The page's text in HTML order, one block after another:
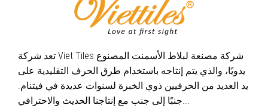
تعد شركة Viet Tiles شركة مصنعة لبلاط الأسمنت المصنوع
يدويًا، والذي يتم إنتاجه باستخدام طرق الحرف التقليدية على
يد العديد من الحرفيين ذوي الخبرة لسنوات عديدة في فيتنام.
جنبًا إلى جنب مع إنتاجنا الحديث والاحترافي...